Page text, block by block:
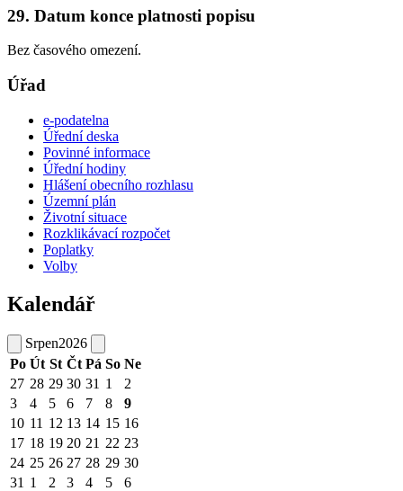
29. Datum konce platnosti popisu
Bez časového omezení.
Úřad
e-podatelna
Úřední deska
Povinné informace
Úřední hodiny
Hlášení obecního rozhlasu
Územní plán
Životní situace
Rozklikávací rozpočet
Poplatky
Volby
Kalendář
Srpen2026
Po Út St Čt Pá So Ne
27 28 29 30 31 1
2
3
4 5 6 7 8
9
10 11 12 13 14 15 16
17 18 19 20 21 22 23
24 25 26 27 28 29 30
31 1 2 3 4 5 6